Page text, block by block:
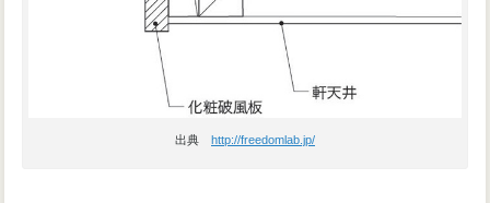
出典 http://freedomlab.jp/